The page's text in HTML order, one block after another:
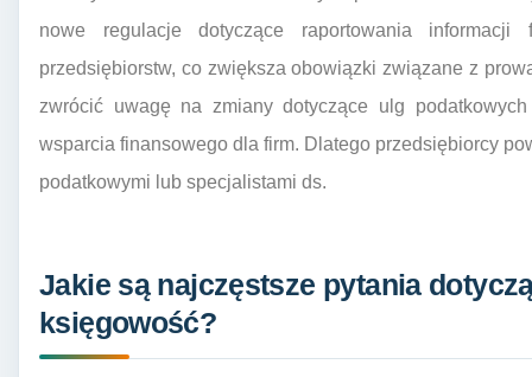
nowe regulacje dotyczące raportowania informacji
przedsiębiorstw, co zwiększa obowiązki związane z
zwrócić uwagę na zmiany dotyczące ulg
wsparcia finansowego dla firm. Dlatego przedsiębiorcy
podatkowymi lub specjalistami ds.
Jakie są najczęstsze pytania
księgowość?